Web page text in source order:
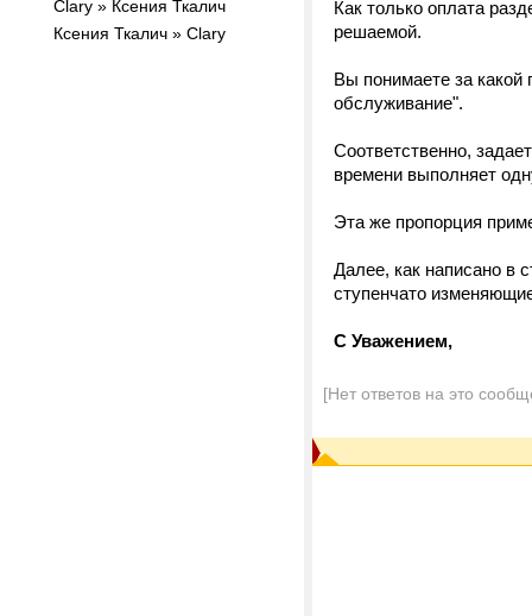
Clary » Ксения Ткалич
Ксения Ткалич » Clary
Как только оплата
решаемой.
Вы понимаете за какой
обслуживание".
Соответственно,
времени выполняет
Эта же пропорция
Далее, как написано в
ступенчато
С Уважением,
[Нет ответов на это